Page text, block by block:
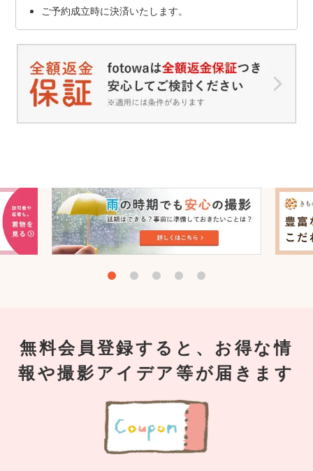
ご予約成立時に決済いたします。
無料会員登録すると、お得な情
報や撮影アイデア等が届きます